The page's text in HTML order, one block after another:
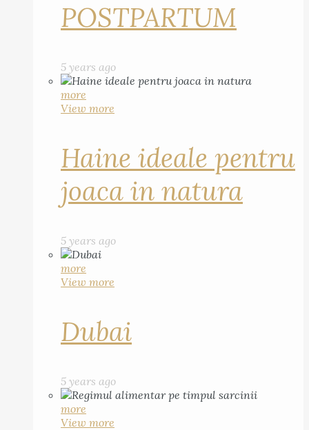
POSTPARTUM
5 years ago
more
View more
Haine ideale pentru
joaca in natura
5 years ago
more
View more
Dubai
5 years ago
more
View more